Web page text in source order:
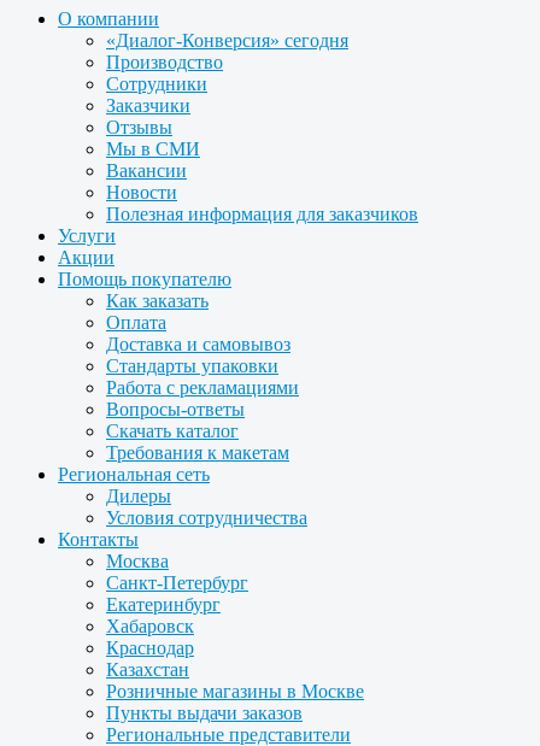
О компании
«Диалог-Конверсия» сегодня
Производство
Сотрудники
Заказчики
Отзывы
Мы в СМИ
Вакансии
Новости
Полезная информация для заказчиков
Услуги
Акции
Помощь покупателю
Как заказать
Оплата
Доставка и самовывоз
Стандарты упаковки
Работа с рекламациями
Вопросы-ответы
Скачать каталог
Требования к макетам
Региональная сеть
Дилеры
Условия сотрудничества
Контакты
Москва
Санкт-Петербург
Екатеринбург
Хабаровск
Краснодар
Казахстан
Розничные магазины в Москве
Пункты выдачи заказов
Региональные представители